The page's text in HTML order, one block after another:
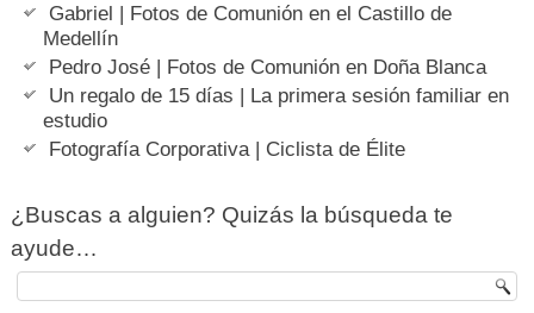
Gabriel | Fotos de Comunión en el Castillo de
Medellín
Pedro José | Fotos de Comunión en Doña Blanca
Un regalo de 15 días | La primera sesión familiar en
estudio
Fotografía Corporativa | Ciclista de Élite
¿Buscas a alguien? Quizás la búsqueda te
ayude…